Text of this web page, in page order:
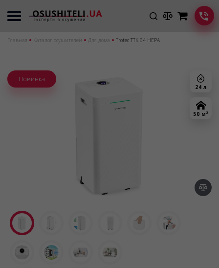
Главная Каталог осушителей Для дома Trotec TTK 64 HEPA
24 л
50 м 2
Новинка